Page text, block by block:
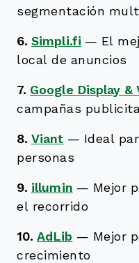
segmentación
6. Simpli.fi — El
local de anuncios
7. Google Display &
campañas
8. Viant — Ideal
personas
9. illumin — Mejor
el recorrido
10. AdLib — Mejor
crecimiento